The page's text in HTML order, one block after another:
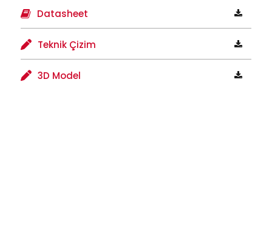
Datasheet
Teknik Çizim
3D Model